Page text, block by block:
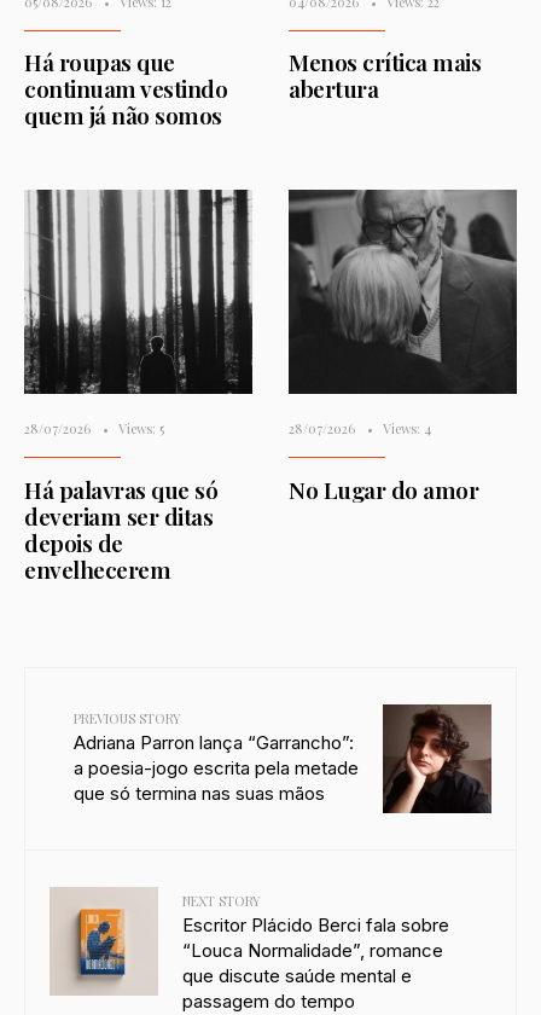
Há roupas que
continuam vestindo
quem já não somos
Menos crítica mais
abertura
28/07/2026 • Views: 5
Há palavras que só
deveriam ser ditas
depois de
envelhecerem
28/07/2026 • Views: 4
No Lugar do amor
PREVIOUS STORY
Adriana Parron lança “Garrancho”:
a poesia-jogo escrita pela metade
que só termina nas suas mãos
NEXT STORY
Escritor Plácido Berci fala sobre
“Louca Normalidade”, romance
que discute saúde mental e
passagem do tempo